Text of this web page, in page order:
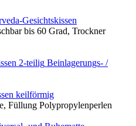
Gesichtskissen
bis 60 Grad, Trockner
Beinlagerungs- /
keilförmig
Füllung Polypropylenperlen